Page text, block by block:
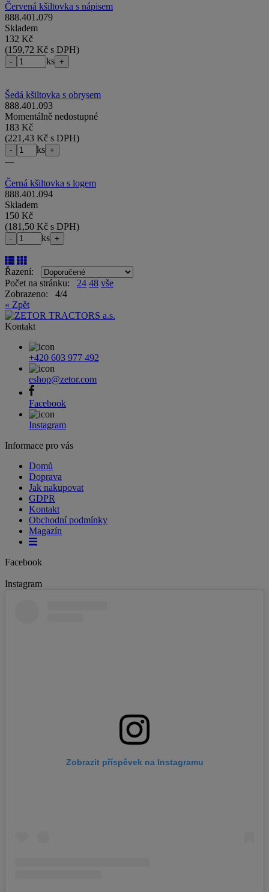
Červená kšiltovka s nápisem
888.401.079
Skladem
132 Kč
(159,72 Kč s DPH)
- ks +
Šedá kšiltovka s obrysem
888.401.093
Momentálně nedostupné
183 Kč
(221,43 Kč s DPH)
- ks +
—
Černá kšiltovka s logem
888.401.094
Skladem
150 Kč
(181,50 Kč s DPH)
- ks +
Řazení:
Počet na stránku: 24 48 vše
Zobrazeno: 4/4
« Zpět
Kontakt
+420 603 977 492
eshop@zetor.com
Facebook
Instagram
Informace pro vás
Domů
Doprava
Jak nakupovat
GDPR
Kontakt
Obchodní podmínky
Magazín
Facebook
Instagram
Zobrazit příspěvek na Instagramu